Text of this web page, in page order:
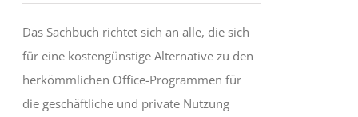
Das Sachbuch richtet sich an alle, die sich
für eine kostengünstige Alternative zu den
herkömmlichen Office-Programmen für
die geschäftliche und private Nutzung